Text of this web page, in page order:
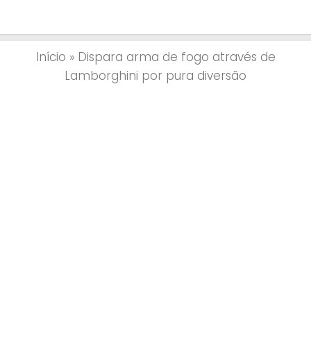
Início » Dispara arma de fogo através de
Lamborghini por pura diversão